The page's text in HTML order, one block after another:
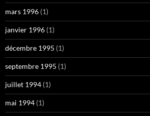
mars 1996 (1)
janvier 1996 (1)
décembre 1995 (1)
septembre 1995 (1)
juillet 1994 (1)
mai 1994 (1)